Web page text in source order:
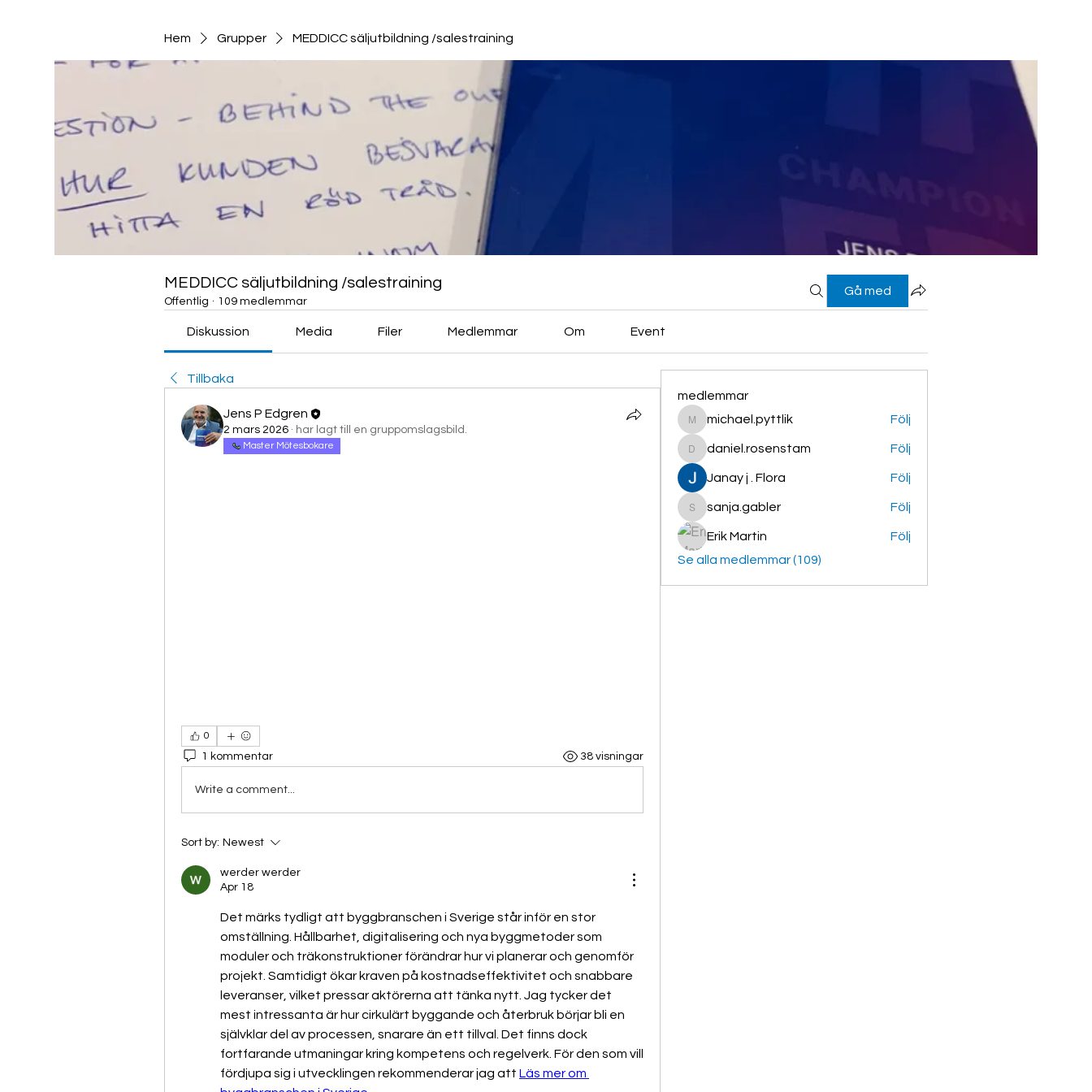
Hem Grupper MEDDICC säljutbildning /salestraining
MEDDICC säljutbildning /salestraining
Offentlig · 109 medlemmar
Gå med
Diskussion Media Filer Medlemmar Om Event
Tillbaka
Jens P Edgren
2 mars 2026 · har lagt till en gruppomslagsbild.
Master Mötesbokare
0
1 kommentar 38 visningar
Write a comment...
Sort by: Newest
werder werder
Apr 18
Det märks tydligt att byggbranschen i Sverige står inför en stor
omställning. Hållbarhet, digitalisering och nya byggmetoder som
moduler och träkonstruktioner förändrar hur vi planerar och genomför
projekt. Samtidigt ökar kraven på kostnadseffektivitet och snabbare
leveranser, vilket pressar aktörerna att tänka nytt. Jag tycker det
mest intressanta är hur cirkulärt byggande och återbruk börjar bli en
självklar del av processen, snarare än ett tillval. Det finns dock
fortfarande utmaningar kring kompetens och regelverk. För den som vill
fördjupa sig i utvecklingen rekommenderar jag att Läs mer om
medlemmar
michael.pyttlik
michael.pyttlik Följ
daniel.rosenstam
daniel.rosenstam Följ
Janay j . Flora Följ
sanja.gabler
sanja.gabler Följ
Erik Martin
Följ
Se alla medlemmar (109)